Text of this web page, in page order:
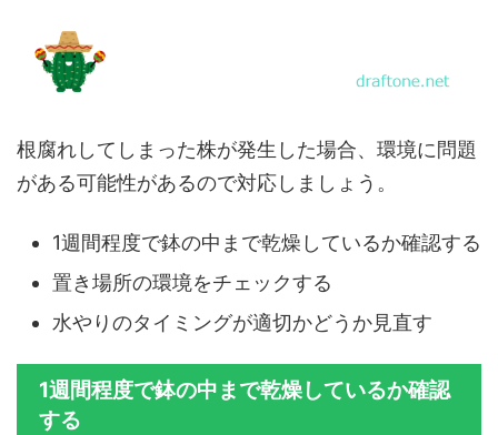
根腐れしてしまった株が発生した場合、環境に問題
がある可能性があるので対応しましょう。
1週間程度で鉢の中まで乾燥しているか確認する
置き場所の環境をチェックする
水やりのタイミングが適切かどうか見直す
1週間程度で鉢の中まで乾燥しているか確認
する